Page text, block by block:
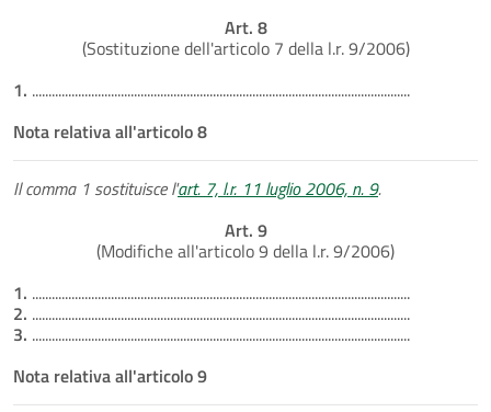
Art. 8
(Sostituzione dell'articolo 7 della l.r. 9/2006)
1. ...................................................................................................................
Nota relativa all'articolo 8
Il comma 1 sostituisce l'art. 7, l.r. 11 luglio 2006, n. 9.
Art. 9
(Modifiche all'articolo 9 della l.r. 9/2006)
1. ...................................................................................................................
2. ...................................................................................................................
3. ...................................................................................................................
Nota relativa all'articolo 9